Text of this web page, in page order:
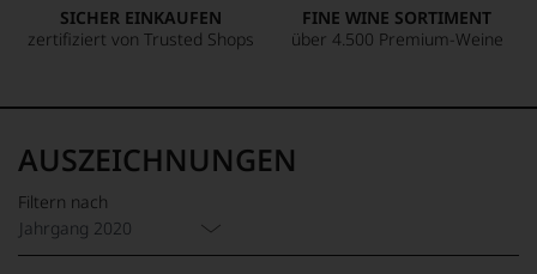
SICHER EINKAUFEN
zertifiziert von Trusted Shops
FINE WINE SORTIMENT
über 4.500 Premium-Weine
AUSZEICHNUNGEN
Filtern nach
Jahrgang 2020